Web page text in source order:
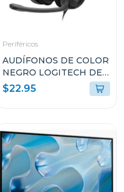
Periféricos
AUDÍFONOS DE COLOR
NEGRO LOGITECH DE
CABLE USB TIPO-A
CON MICROFONO
$22.95